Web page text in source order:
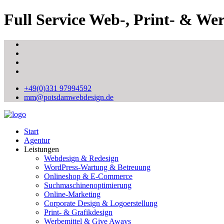
Full Service Web-, Print- &
+49(0)331 97994592
mm@potsdamwebdesign.de
Start
Agentur
Leistungen
Webdesign & Redesign
WordPress-Wartung & Betreuung
Onlineshop & E-Commerce
Suchmaschinenoptimierung
Online-Marketing
Corporate Design & Logoerstellung
Print- & Grafikdesign
Werbemittel & Give Aways